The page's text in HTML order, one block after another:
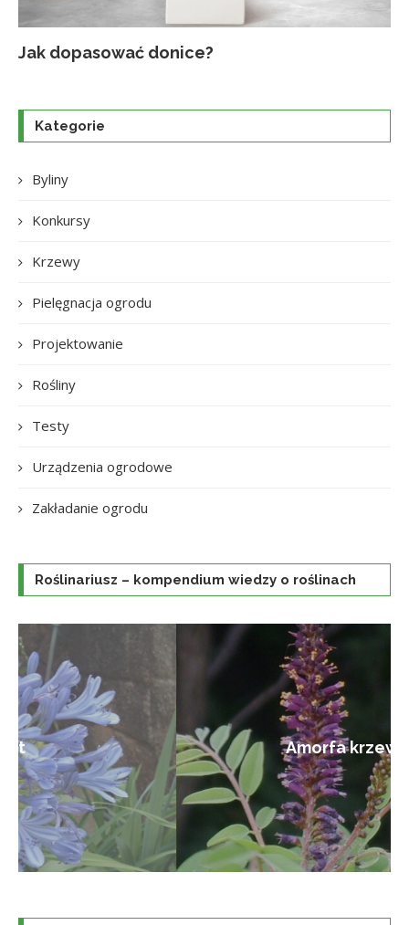
Jak dopasować donice?
Kategorie
Byliny
Konkursy
Krzewy
Pielęgnacja ogrodu
Projektowanie
Rośliny
Testy
Urządzenia ogrodowe
Zakładanie ogrodu
Roślinariusz – kompendium wiedzy o roślinach
Amorfa krzewiasta